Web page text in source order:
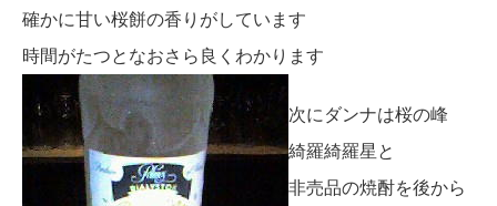
確かに甘い桜餅の香りがしています
時間がたつとなおさら良くわかります
次にダンナは桜の峰
綺羅綺羅星と
非売品の焼酎を後から